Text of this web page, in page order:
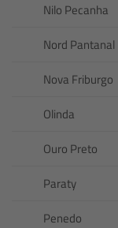
Nilo Pecanha
Nord Pantanal
Nova Friburgo
Olinda
Ouro Preto
Paraty
Penedo